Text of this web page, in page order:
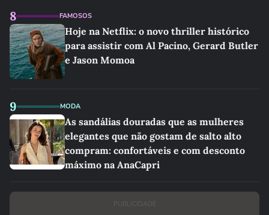
8 FAMOSOS
Hoje na Netflix: o novo thriller histórico
para assistir com Al Pacino, Gerard Butler
e Jason Momoa
9 MODA
As sandálias douradas que as mulheres
elegantes que não gostam de salto alto
compram: confortáveis e com desconto
máximo na AnaCapri
PUBLICIDADE